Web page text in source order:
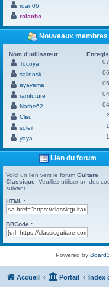
rdan06
rolanbo
Nouveaux membres
Nom d’utilisateur
Tocoya
salinosk
ayayema
ramfuture
Narbe62
Clau
soleil
yaya
Lien du forum
Voici un lien vers le forum Guitare
Classique . Veuillez utiliser un des
suivant :
HTML :
BBCode :
Powered by
Accueil Portail Index